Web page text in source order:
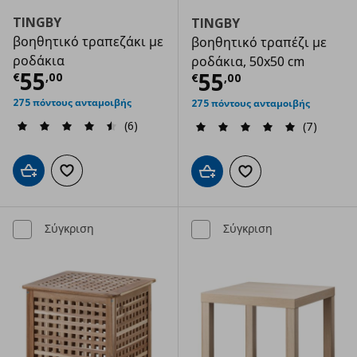
TINGBY
βοηθητικό τραπεζάκι με
ροδάκια
€55,00
Τρέχουσα τιμή € 55,00
275 πόντους ανταμοιβής
(6)
Προσθήκη στο καλάθι
Προσθήκη στα αγαπημένα
TINGBY
βοηθητικό τραπέζι με
ροδάκια, 50x50 cm
€55,00
Τρέχουσα
275 πόντους ανταμοιβής
(7)
Προσθήκη στο καλάθι
Προσθήκη στα
Σύγκριση Σύγκριση